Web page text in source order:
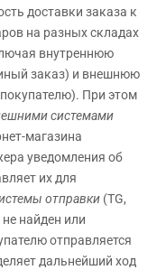
доставки заказа к
на разных складах
внутреннюю
заказ) и внешнюю
При этом
системами
магазина
уведомления об
их для
отправки (TG,
найден или
отправляется
дальнейший ход